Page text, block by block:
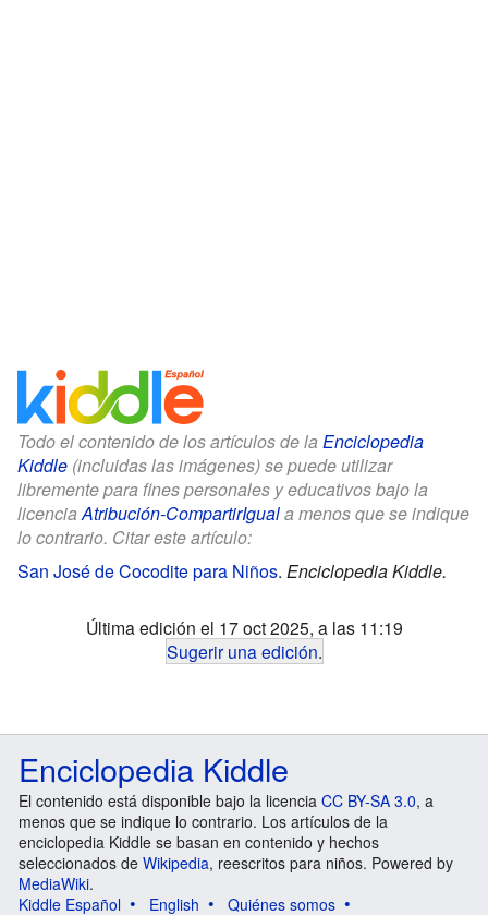
Todo el contenido de los artículos de la Enciclopedia
Kiddle (incluidas las imágenes) se puede utilizar
libremente para fines personales y educativos bajo la
licencia Atribución-CompartirIguala menos que se indique
lo contrario. Citar este artículo:
San José de Cocodite para Niños. Enciclopedia Kiddle.
Última edición el 17 oct 2025, a las 11:19
Sugerir una edición.
Enciclopedia Kiddle
El contenido está disponible bajo la licencia CC BY-SA 3.0, a
menos que se indique lo contrario. Los artículos de la
enciclopedia Kiddle se basan en contenido y hechos
seleccionados de Wikipedia, reescritos para niños. Powered by
MediaWiki.
Kiddle Español
English
Quiénes somos